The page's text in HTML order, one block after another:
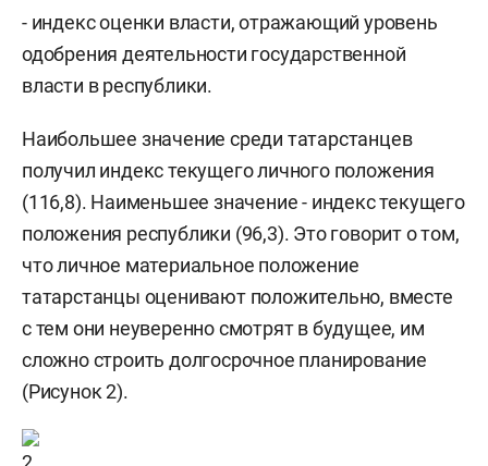
- индекс оценки власти, отражающий уровень
одобрения деятельности государственной
власти в республики.
Наибольшее значение среди татарстанцев
получил индекс текущего личного положения
(116,8). Наименьшее значение - индекс текущего
положения республики (96,3). Это говорит о том,
что личное материальное положение
татарстанцы оценивают положительно, вместе
с тем они неуверенно смотрят в будущее, им
сложно строить долгосрочное планирование
(Рисунок 2).